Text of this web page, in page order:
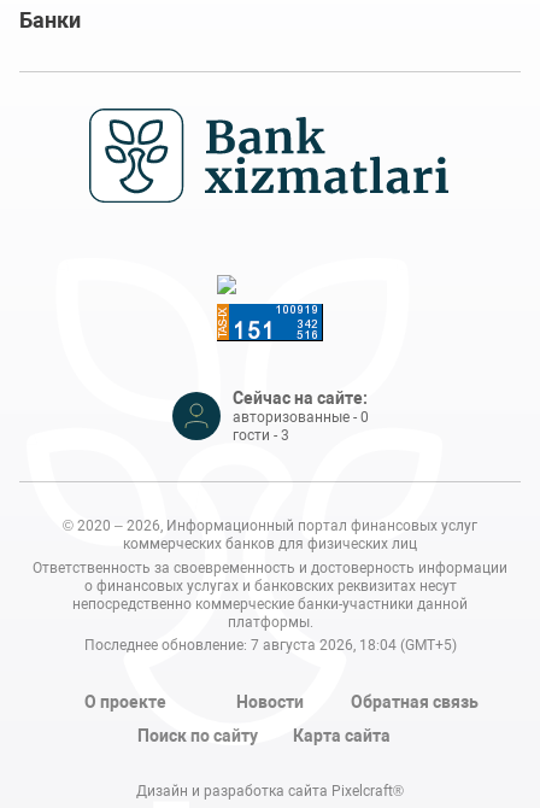
Банки
Сейчас на сайте:
авторизованные - 0
гости - 3
© 2020 – 2026, Информационный портал финансовых услуг
коммерческих банков для физических лиц
Ответственность за своевременность и достоверность информации
о финансовых услугах и банковских реквизитах несут
непосредственно коммерческие банки-участники данной
платформы.
Последнее обновление: 7 августа 2026, 18:04 (GMT+5)
О проекте Новости
Обратная связь
Поиск по сайту
Карта сайта
Дизайн и разработка сайта Pixelcraft®